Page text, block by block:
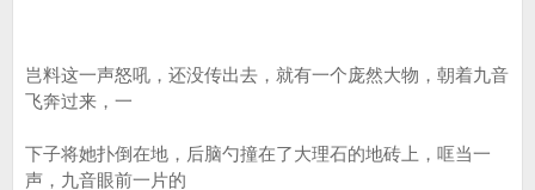
岂料这一声怒吼，还没传出去，就有一个庞然大物，朝着九音
飞奔过来，一
下子将她扑倒在地，后脑勺撞在了大理石的地砖上，哐当一
声，九音眼前一片的